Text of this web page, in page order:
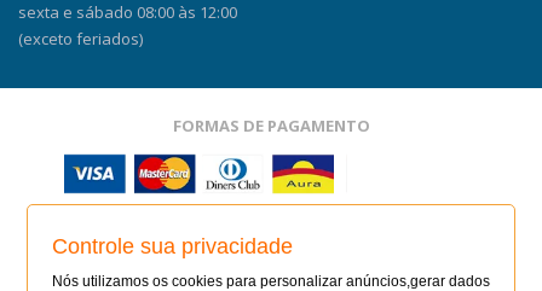
sexta e sábado 08:00 às 12:00
(exceto feriados)
FORMAS DE PAGAMENTO
SITE SEGURO
SITE SEGURO
AUDITADO 08/08/26
Controle sua privacidade
Nós utilizamos os cookies para personalizar anúncios,gerar dados